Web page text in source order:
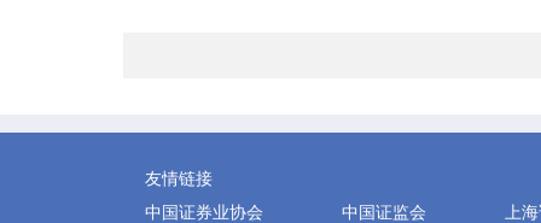
友情链接
中国证券业协会
中国证监会
上